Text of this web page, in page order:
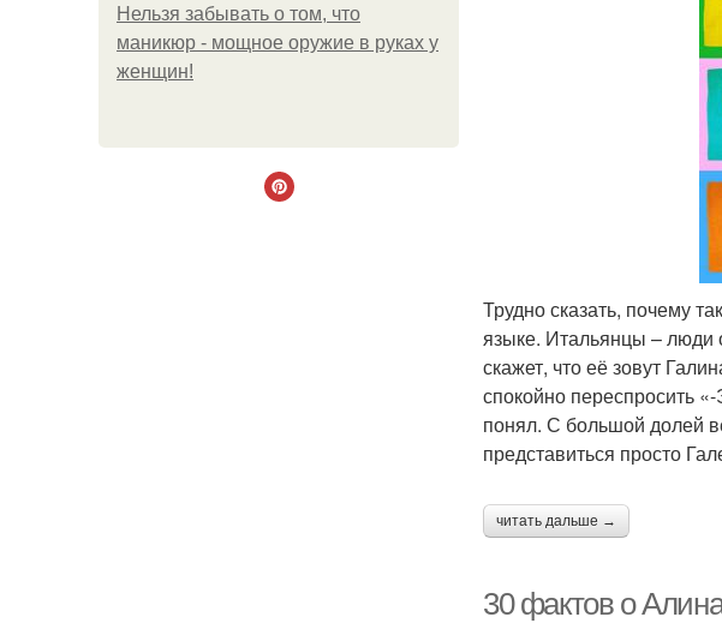
Нельзя забывать о том, что
маникюр - мощное оружие в руках у
женщин!
Трудно сказать, почему
языке. Итальянцы – люди
скажет, что её зовут
спокойно переспросить
понял. С большой долей
представиться просто
читать дальше →
30 фактов о